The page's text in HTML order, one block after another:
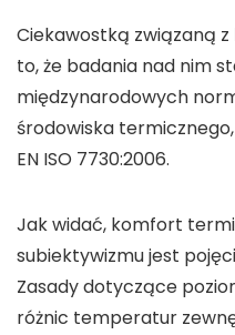
Ciekawostką związaną z
to, że badania nad nim
międzynarodowych
środowiska
EN ISO 7730:2006.
Jak widać, komfort
subiektywizmu jest
Zasady dotyczące
różnic temperatur